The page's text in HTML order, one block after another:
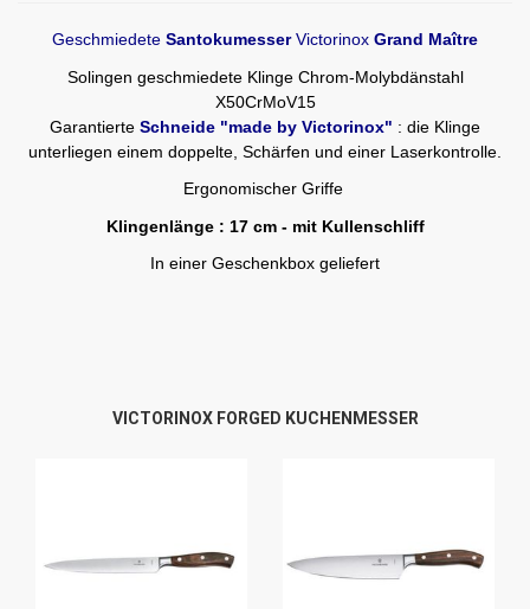
Geschmiedete SantokumesserVictorinox Grand Maître
Solingen geschmiedete Klinge Chrom-Molybdänstahl
X50CrMoV15
Garantierte Schneide "made by Victorinox" : die Klinge
unterliegen einem doppelte, Schärfen und einer Laserkontrolle.
Ergonomischer Griffe
Klingenlänge : 17 cm - mit Kullenschliff
In einer Geschenkbox geliefert
VICTORINOX FORGED KUCHENMESSER